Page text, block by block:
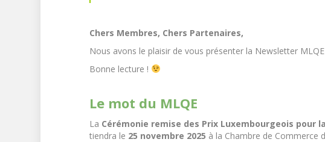
Chers Membres, Chers Partenaires,
Nous avons le plaisir de vous présenter la Newsletter
Bonne lecture !
Le mot du MLQE
La Cérémonie remise des Prix Luxembourgeois pour
tiendra le 25 novembre 2025 à la Chambre de Commerce